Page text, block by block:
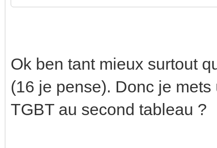
Ok ben tant mieux surtout
(16 je pense). Donc je
TGBT au second tableau ?